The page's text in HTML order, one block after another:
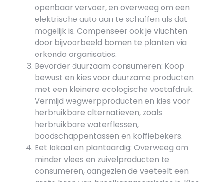
openbaar vervoer, en overweeg om een
elektrische auto aan te schaffen als dat
mogelijk is. Compenseer ook je vluchten
door bijvoorbeeld bomen te planten via
erkende organisaties.
Bevorder duurzaam consumeren: Koop
bewust en kies voor duurzame producten
met een kleinere ecologische voetafdruk.
Vermijd wegwerpproducten en kies voor
herbruikbare alternatieven, zoals
herbruikbare waterflessen,
boodschappentassen en koffiebekers.
Eet lokaal en plantaardig: Overweeg om
minder vlees en zuivelproducten te
consumeren, aangezien de veeteelt een